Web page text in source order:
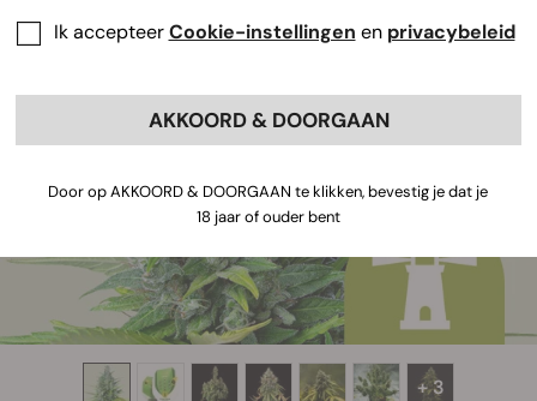
+ 3
Ik accepteerCookie-instellingen en privacybeleid
AKKOORD & DOORGAAN
Door op AKKOORD & DOORGAAN te klikken, bevestig je dat je
18 jaar of ouder bent